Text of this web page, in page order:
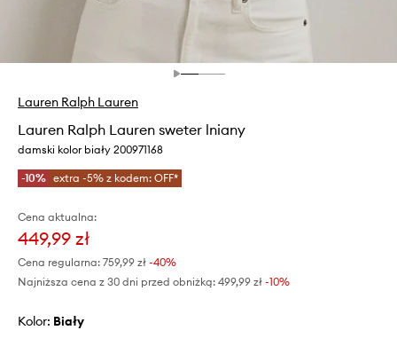
Lauren Ralph Lauren
Lauren Ralph Lauren sweter lniany
damski kolor biały 200971168
-10% extra -5% z kodem: OFF*
Cena aktualna:
449,99 zł
Cena regularna: 759,99 zł -40%
Najniższa cena z 30 dni przed obniżką: 499,99 zł -10%
Kolor: biały